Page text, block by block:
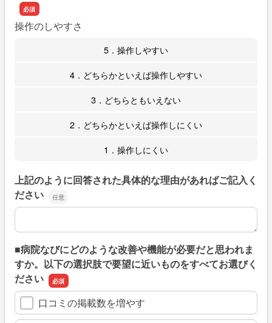
操作のしやすさ
5．操作しやすい
4．どちらかといえば操作しやすい
3．どちらともいえない
2．どちらかといえば操作しにくい
1．操作しにくい
上記のように回答された具体的な理由があればご記入く
ださい
上記のように回答された具体的な理由があればご記入くだ
■病院なびにどのような改善や機能が必要だと思われま
すか。以下の選択肢で要望に近いものをすべてお選びく
ださい
口コミの掲載数を増やす